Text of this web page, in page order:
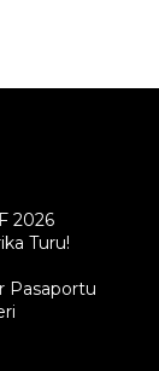
2026
Turu!
Pasaportu